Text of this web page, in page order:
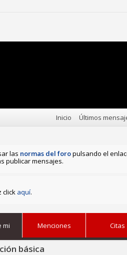
Inicio Últimos
las normas del foropulsando el
publicar mensajes.
click aquí.
mi Menciones Citas
básica